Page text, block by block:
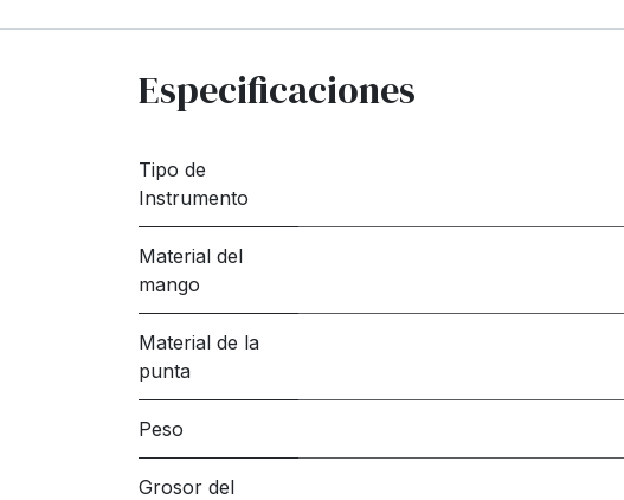
Especificaciones
Tipo de
Instrumento
Material del
mango
Material de la
punta
Peso
Grosor del